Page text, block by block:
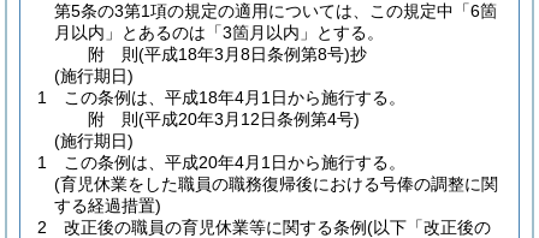
第5条の3第1項の規定の適用については、この規定中「6箇
月以内」とあるのは「3箇月以内」とする。
附 則(平成18年3月8日条例第8号)抄
(施行期日)
1
この条例は、平成18年4月1日から施行する。
附 則(平成20年3月12日条例第4号)
(施行期日)
1
この条例は、平成20年4月1日から施行する。
(育児休業をした職員の職務復帰後における号俸の調整に関
する経過措置)
2
改正後の職員の育児休業等に関する条例(以下「改正後の